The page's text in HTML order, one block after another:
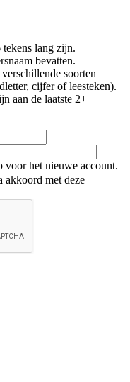
lang zijn.
bevatten.
soorten
cijfer of leesteken).
aan de laatste 2+
voor het nieuwe account.
akkoord met deze